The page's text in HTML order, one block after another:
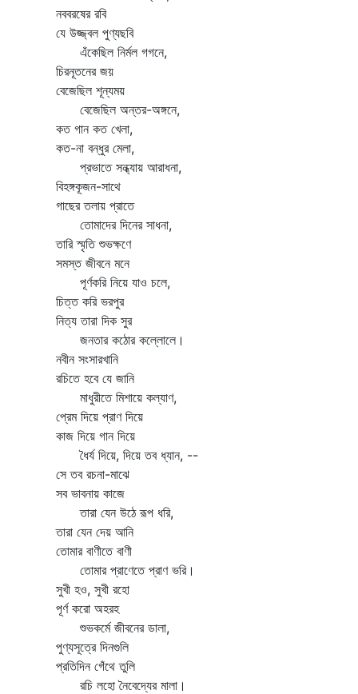
নববরষের রবি
যে উজ্জ্বল পুণ্যছবি
এঁকেছিল নির্মল গগনে,
চিরনূতনের জয়
বেজেছিল শূন্যময়
বেজেছিল অন্তর-অঙ্গনে,
কত গান কত খেলা,
কত-না বন্ধুর মেলা,
প্রভাতে সন্ধ্যায় আরাধনা,
বিহঙ্গকূজন-সাথে
গাছের তলায় প্রাতে
তোমাদের দিনের সাধনা,
তারি স্মৃতি শুভক্ষণে
সমস্ত জীবনে মনে
পূর্ণকরি নিয়ে যাও চলে,
চিত্ত করি ভরপুর
নিত্য তারা দিক সুর
জনতার কঠোর কল্লোলে।
নবীন সংসারখানি
রচিতে হবে যে জানি
মাধুরীতে মিশায়ে কল্যাণ,
প্রেম দিয়ে প্রাণ দিয়ে
কাজ দিয়ে গান দিয়ে
ধৈর্য দিয়ে, দিয়ে তব ধ্যান, --
সে তব রচনা-মাঝে
সব ভাবনায় কাজে
তারা যেন উঠে রূপ ধরি,
তারা যেন দেয় আনি
তোমার বাণীতে বাণী
তোমার প্রাণেতে প্রাণ ভরি।
সুখী হও, সুখী রহো
পূর্ণ করো অহরহ
শুভকর্মে জীবনের ডালা,
পুণ্যসূত্রে দিনগুলি
প্রতিদিন গেঁথে তুলি
রচি লহো নৈবেদ্যের মালা।